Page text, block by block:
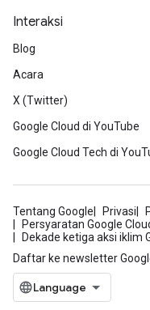
Interaksi
Blog
Acara
X (Twitter)
Google Cloud di YouTube
Google Cloud Tech di
Tentang Google Privasi
Persyaratan Google
Dekade ketiga aksi iklim
Daftar ke newsletter